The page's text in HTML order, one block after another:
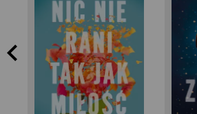
Paige Toon